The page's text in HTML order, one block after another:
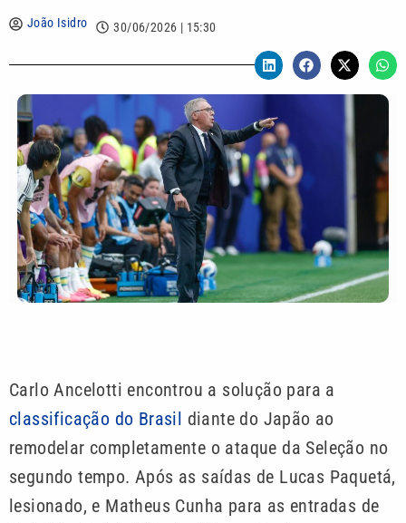
João Isidro 30/06/2026 | 15:30
Carlo Ancelotti encontrou a solução para a
classificação do Brasil diante do Japão ao
remodelar completamente o ataque da Seleção no
segundo tempo. Após as saídas de Lucas Paquetá,
lesionado, e Matheus Cunha para as entradas de